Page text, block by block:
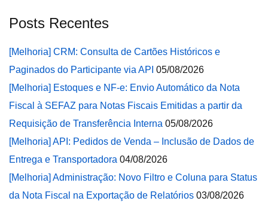
Posts Recentes
[Melhoria] CRM: Consulta de Cartões Históricos e
Paginados do Participante via API 05/08/2026
[Melhoria] Estoques e NF-e: Envio Automático da Nota
Fiscal à SEFAZ para Notas Fiscais Emitidas a partir da
Requisição de Transferência Interna 05/08/2026
[Melhoria] API: Pedidos de Venda – Inclusão de Dados de
Entrega e Transportadora 04/08/2026
[Melhoria] Administração: Novo Filtro e Coluna para Status
da Nota Fiscal na Exportação de Relatórios 03/08/2026